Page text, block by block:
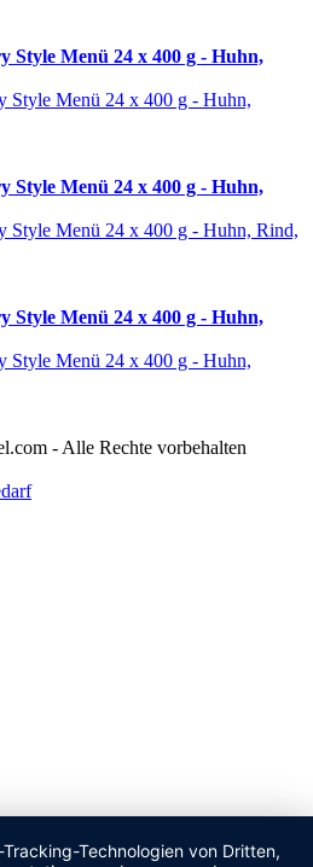
Style Menü 24 x 400 g - Huhn,
Style Menü 24 x 400 g - Huhn,
Style Menü 24 x 400 g - Huhn,
- Alle Rechte vorbehalten
Technologien von Dritten,